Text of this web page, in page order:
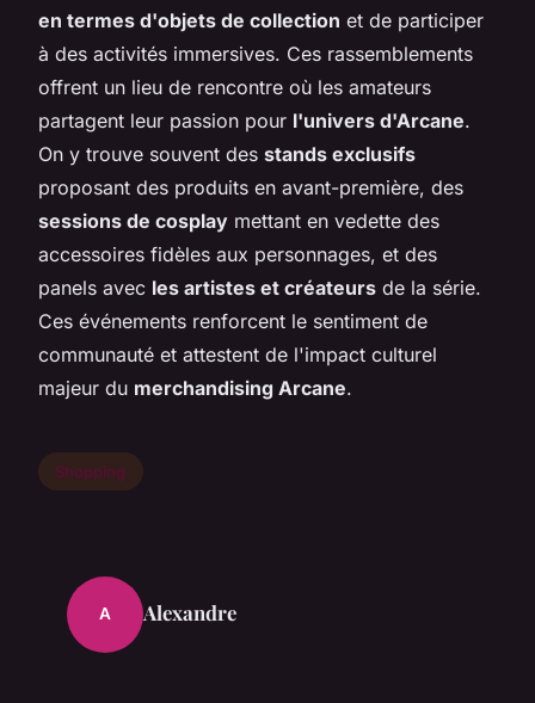
en termes d'objets de collection et de participer
à des activités immersives. Ces rassemblements
offrent un lieu de rencontre où les amateurs
partagent leur passion pour l'univers d'Arcane.
On y trouve souvent des stands exclusifs
proposant des produits en avant-première, des
sessions de cosplay mettant en vedette des
accessoires fidèles aux personnages, et des
panels avec les artistes et créateurs de la série.
Ces événements renforcent le sentiment de
communauté et attestent de l'impact culturel
majeur du merchandising Arcane.
Shopping
A Alexandre